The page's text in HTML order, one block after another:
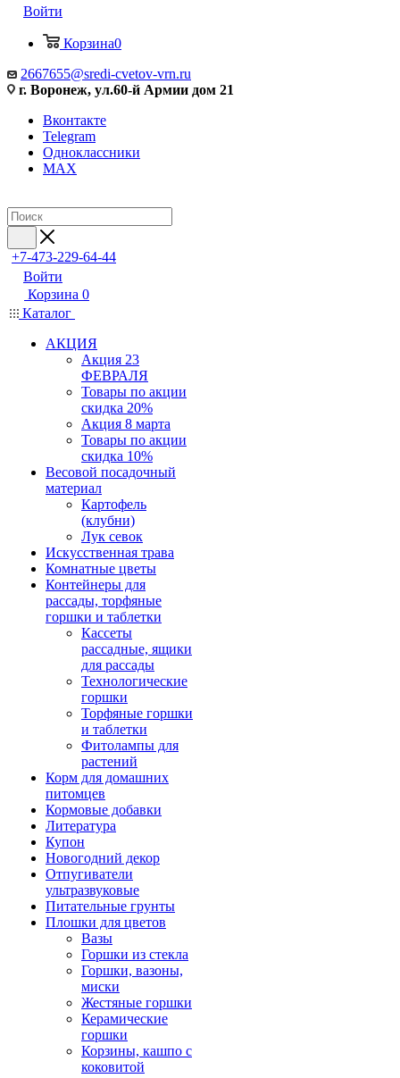
Войти
Корзина0
2667655@sredi-cvetov-vrn.ru
г. Воронеж, ул.60-й Армии дом 21
Вконтакте
Telegram
Одноклассники
MAX
+7-473-229-64-44
Войти
Корзина 0
Каталог
АКЦИЯ
Акция 23
ФЕВРАЛЯ
Товары по акции
скидка 20%
Акция 8 марта
Товары по акции
скидка 10%
Весовой посадочный
материал
Картофель
(клубни)
Лук севок
Искусственная трава
Комнатные цветы
Контейнеры для
рассады, торфяные
горшки и таблетки
Кассеты
рассадные, ящики
для рассады
Технологические
горшки
Торфяные горшки
и таблетки
Фитолампы для
растений
Корм для домашних
питомцев
Кормовые добавки
Литература
Купон
Новогодний декор
Отпугиватели
ультразвуковые
Питательные грунты
Плошки для цветов
Вазы
Горшки из стекла
Горшки, вазоны,
миски
Жестяные горшки
Керамические
горшки
Корзины, кашпо с
коковитой